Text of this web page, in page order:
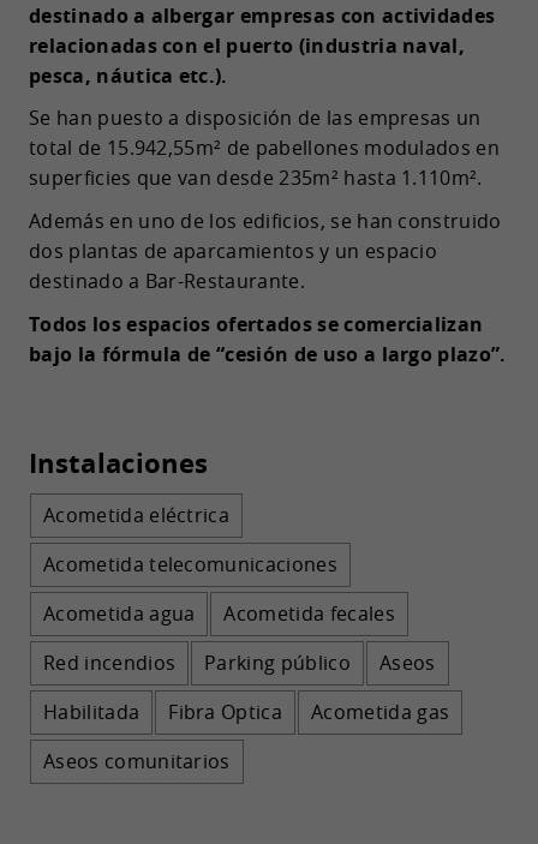
destinado a albergar empresas con actividades
relacionadas con el puerto (industria naval,
pesca, náutica etc.).
Se han puesto a disposición de las empresas un
total de 15.942,55m² de pabellones modulados en
superficies que van desde 235m² hasta 1.110m².
Además en uno de los edificios, se han construido
dos plantas de aparcamientos y un espacio
destinado a Bar-Restaurante.
Todos los espacios ofertados se comercializan
bajo la fórmula de “cesión de uso a largo plazo”.
Instalaciones
Acometida eléctrica
Acometida telecomunicaciones
Acometida agua
Acometida fecales
Red incendios
Parking público
Aseos
Habilitada
Fibra Optica
Acometida gas
Aseos comunitarios